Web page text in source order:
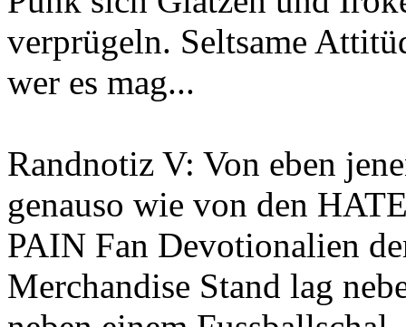
verprügeln. Seltsame
wer es mag...
Randnotiz V: Von eben
genauso wie von den
PAIN Fan Devotionalien
Merchandise Stand lag